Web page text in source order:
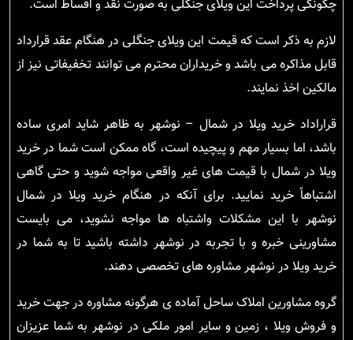
چگونگی پرداخت این ویلای جنگلی به صورت نقد و اقساط است.
لازم به ذکر است که قیمت این ویلای جنگلی در هنگام عقد قرارداد
قابل مذاکره می باشد و خریداران محترم می توانند تخفیفاتی نیز از
مالکین اخذ نمایند.
قراراداد خرید ویلا در شمال – نوشهر به ظاهر شاید امری ساده
باشد، اما بسیار مهم و پیچیده است، گاه ممکن است شما در خرید
ویلا در شمال با قیمت های غیر واقعی مواجه شوید و حتی گاهی
اشتباهاً خرید نمایید. برای آنکه در هنگام خرید ویلا در شمال
نوشهر با این مشکلات واشتباه ها مواجه نشوید، می بایست
مشاورینی خبره و با تجربه در نوشهر داشته باشید تا به شما در
خرید ویلا در نوشهر مشاوره های تخصصی دهند.
گروه مشاورین املاک ساحل آماده ی هرگونه مشاوره در جهت خرید
و فروش ویلا ، زمین و سایر امور ملکی در نوشهر به شما عزیزان